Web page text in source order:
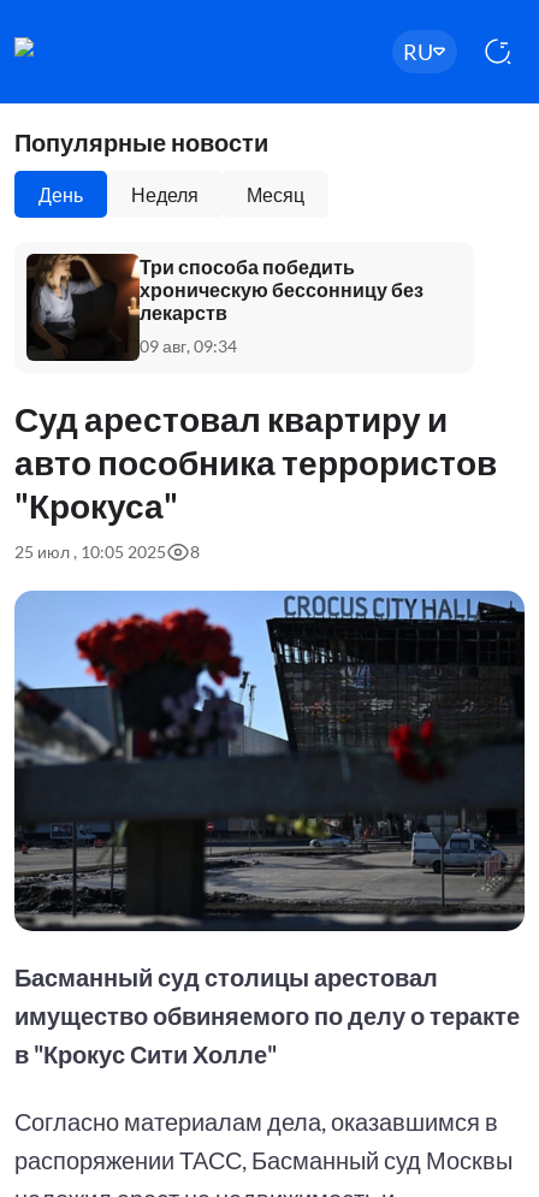
RU
Популярные новости
День Неделя Месяц
Три способа победить
хроническую бессонницу без
лекарств
09 авг, 09:34
Суд арестовал квартиру и
авто пособника террористов
"Крокуса"
25 июл , 10:05 2025 8
Басманный суд столицы арестовал
имущество обвиняемого по делу о теракте
в "Крокус Сити Холле"
Согласно материалам дела, оказавшимся в
распоряжении ТАСС, Басманный суд Москвы